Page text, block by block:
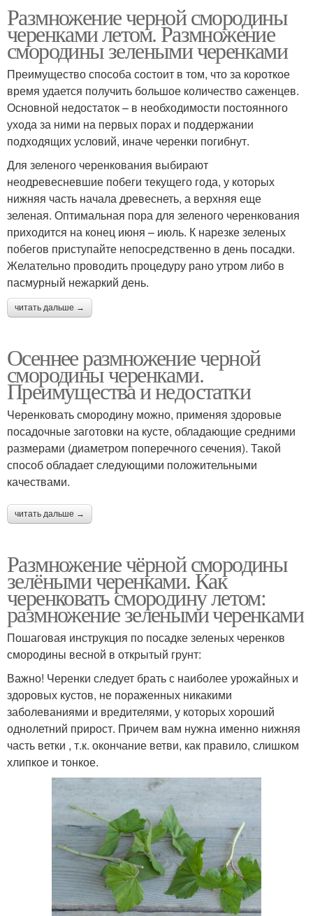
Размножение черной смородины
черенками летом. Размножение
смородины зелеными черенками
Преимущество способа состоит в том, что за короткое
время удается получить большое количество саженцев.
Основной недостаток – в необходимости постоянного
ухода за ними на первых порах и поддержании
подходящих условий, иначе черенки погибнут.
Для зеленого черенкования выбирают
неодревесневшие побеги текущего года, у которых
нижняя часть начала древеснеть, а верхняя еще
зеленая. Оптимальная пора для зеленого черенкования
приходится на конец июня – июль. К нарезке зеленых
побегов приступайте непосредственно в день посадки.
Желательно проводить процедуру рано утром либо в
пасмурный нежаркий день.
читать дальше →
Осеннее размножение черной
смородины черенками.
Преимущества и недостатки
Черенковать смородину можно, применяя здоровые
посадочные заготовки на кусте, обладающие средними
размерами (диаметром поперечного сечения). Такой
способ обладает следующими положительными
качествами.
читать дальше →
Размножение чёрной смородины
зелёными черенками. Как
черенковать смородину летом:
размножение зелеными черенками
Пошаговая инструкция по посадке зеленых черенков
смородины весной в открытый грунт:
Важно! Черенки следует брать с наиболее урожайных и
здоровых кустов, не пораженных никакими
заболеваниями и вредителями, у которых хороший
однолетний прирост. Причем вам нужна именно нижняя
часть ветки , т.к. окончание ветви, как правило, слишком
хлипкое и тонкое.